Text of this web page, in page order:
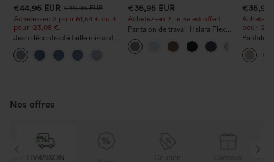
€44,95 EUR €49,95 EUR
Achetez-en 2 pour 61,54 € ou 4
pour 123,08 €.
Jean décontracté taille mi‑haute,
à cordon de serrage, avec
poches
€35,95 EUR
Achetez-en 2, le 3e est offert
Pantalon de travail Halara Flex™
DayStretch à taille haute, avec
poches et coupe droite
€35,95
Achetez-
pour
Pantalon
haute à
avec
Nos offres